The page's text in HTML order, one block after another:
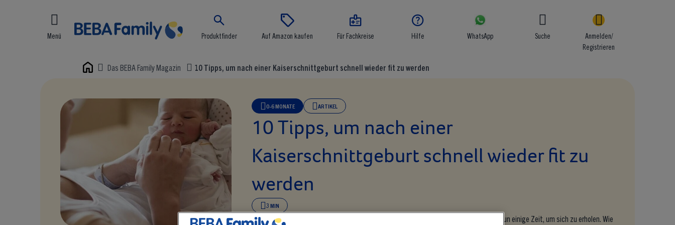
Menü

Produktfinder

Auf Amazon kaufen

Für Fachkreise

Hilfe WhatsApp Suche
Anmelden/
Registrieren
Home Das BEBA Family Magazin 10 Tipps, um nach einer Kaiserschnittgeburt schnell wieder fit zu werden
0-6 MONATE ARTIKEL
10 Tipps, um nach einer
Kaiserschnittgeburt schnell wieder fit zu
werden
3 MIN
Dein Körper hat Unglaubliches geleistet. Wie auch bei anderen Operationen braucht er nun einige Zeit, um sich zu erholen. Wie